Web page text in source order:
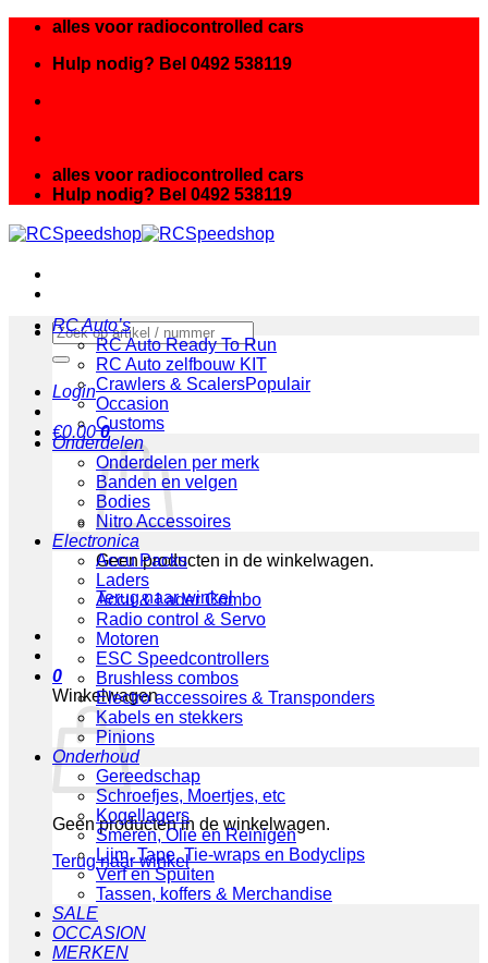
inhoud
alles voor radiocontrolled cars
Hulp nodig? Bel 0492 538119
alles voor radiocontrolled cars
Hulp nodig? Bel 0492 538119
Zoeken
naar:
Login
€0.00 0
Geen producten in de winkelwagen.
Terug naar winkel
0
Winkelwagen
Geen producten in de winkelwagen.
Terug naar winkel
RC Auto’s
RC Auto Ready To Run
RC Auto zelfbouw KIT
Crawlers & Scalers
Occasion
Customs
Onderdelen
Onderdelen per merk
Banden en velgen
Bodies
Nitro Accessoires
Electronica
Accu Packs
Laders
Accu & Lader Combo
Radio control & Servo
Motoren
ESC Speedcontrollers
Brushless combos
Electro accessoires & Transponders
Kabels en stekkers
Pinions
Onderhoud
Gereedschap
Schroefjes, Moertjes, etc
Kogellagers
Smeren, Olie en Reinigen
Lijm, Tape, Tie-wraps en Bodyclips
Verf en Spuiten
Tassen, koffers & Merchandise
SALE
OCCASION
MERKEN